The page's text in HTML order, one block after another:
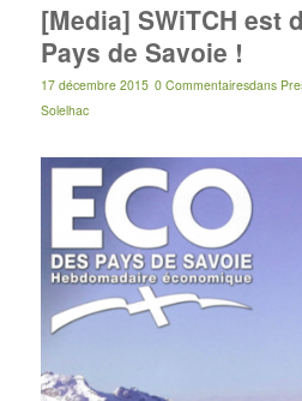
[Media] SWiTCH est
Pays de Savoie !
17 décembre 2015 0 Commentairesdans
Solelhac